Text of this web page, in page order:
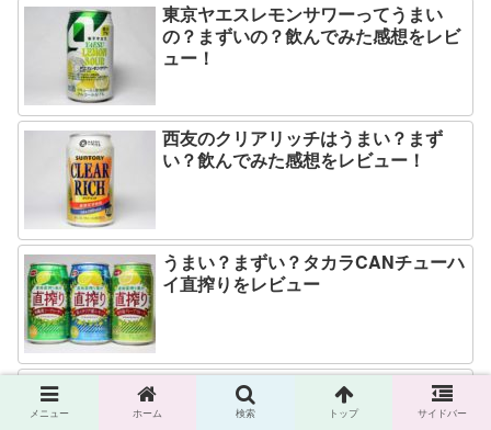
東京ヤエスレモンサワーってうまい
の？まずいの？飲んでみた感想をレビ
ュー！
西友のクリアリッチはうまい？まず
い？飲んでみた感想をレビュー！
うまい？まずい？タカラCANチューハ
イ直搾りをレビュー
アサヒビールを全種類飲む！その味は
うまい？まずい？
メニュー ホーム 検索 トップ サイドバー